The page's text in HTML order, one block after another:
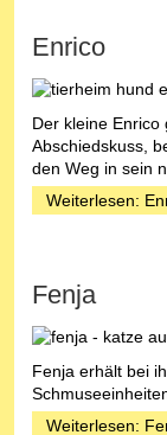
Enrico
Der kleine Enrico
Abschiedskuss,
den Weg in sein
Weiterlesen:
Fenja
Fenja erhält bei
Weiterlesen: